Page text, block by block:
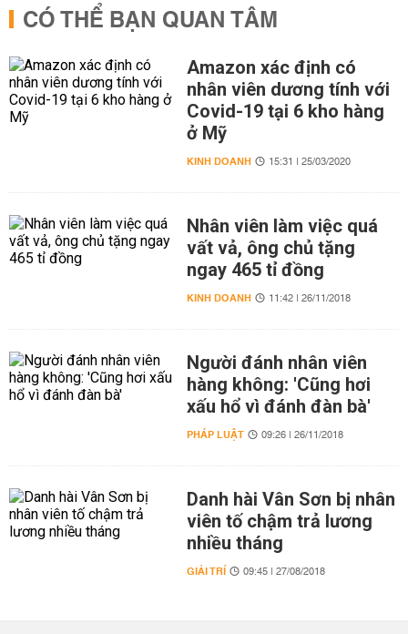
CÓ THỂ BẠN QUAN TÂM
Amazon xác định có
nhân viên dương tính với
Covid-19 tại 6 kho hàng
ở Mỹ
KINH DOANH 15:31 | 25/03/2020
Nhân viên làm việc quá
vất vả, ông chủ tặng
ngay 465 tỉ đồng
KINH DOANH 11:42 | 26/11/2018
Người đánh nhân viên
hàng không: 'Cũng hơi
xấu hổ vì đánh đàn bà'
PHÁP LUẬT 09:26 | 26/11/2018
Danh hài Vân Sơn bị nhân
viên tố chậm trả lương
nhiều tháng
GIẢI TRÍ 09:45 | 27/08/2018